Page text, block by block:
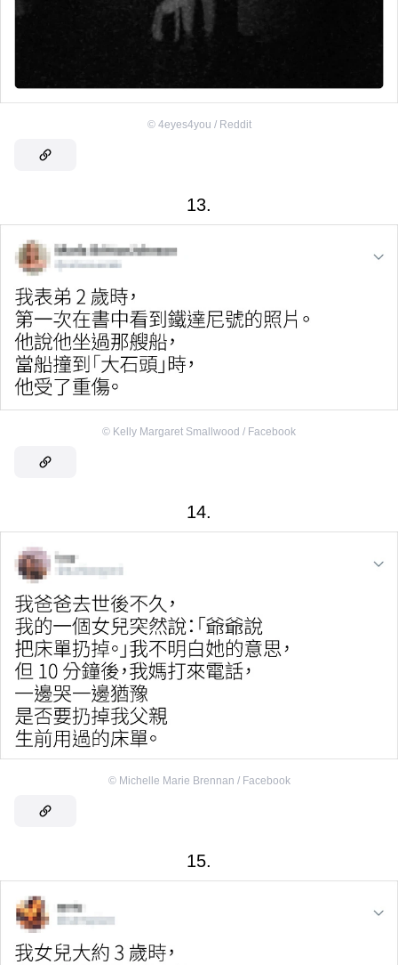
© 4eyes4you / Reddit
13.
© Kelly Margaret Smallwood / Facebook
14.
© Michelle Marie Brennan / Facebook
15.